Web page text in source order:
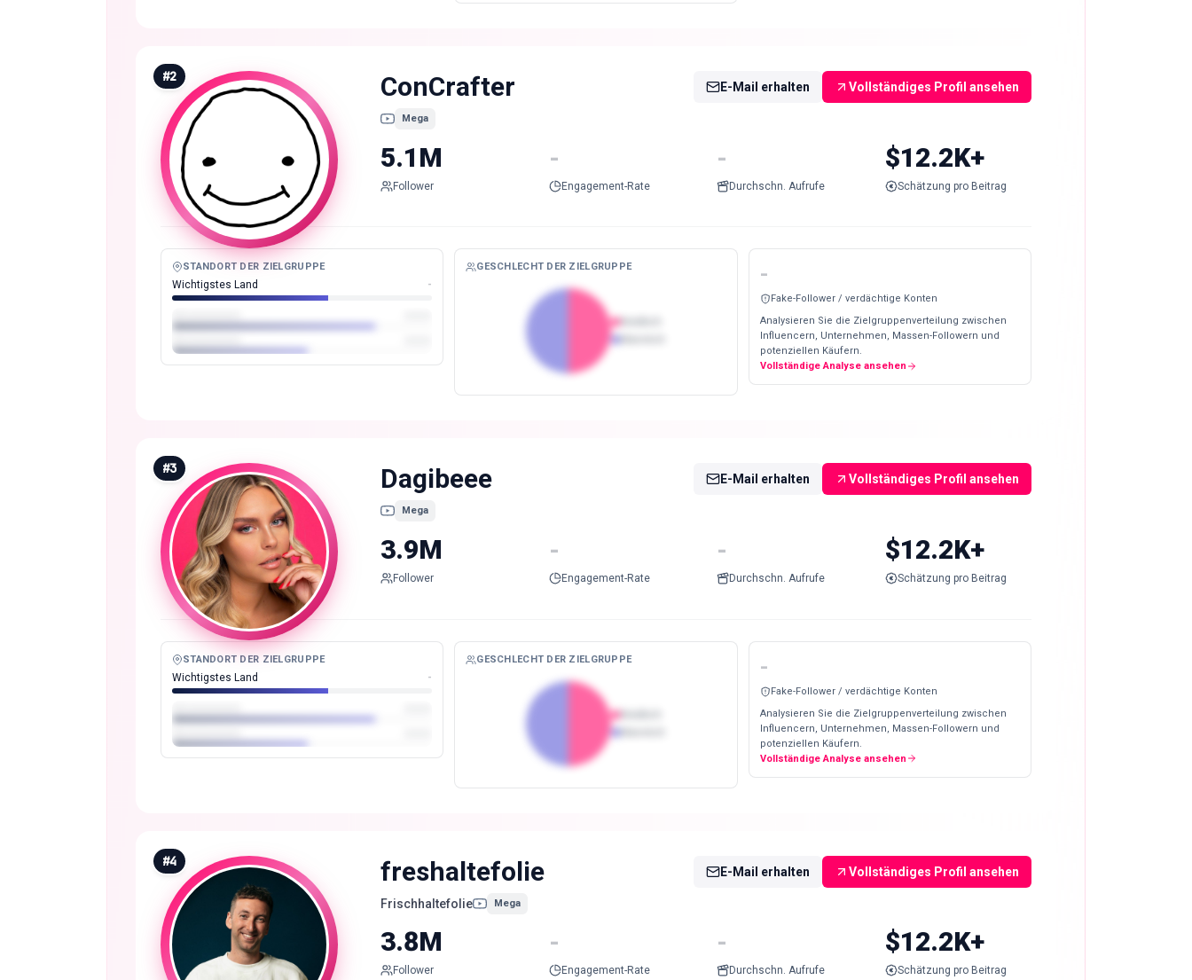
#2 ConCrafter
Mega
E-Mail erhalten Vollständiges Profil ansehen
5.1M
Follower
-
Engagement-Rate
-
Durchschn. Aufrufe
$12.2K+
Schätzung pro Beitrag
STANDORT DER ZIELGRUPPE
Wichtigstes Land -
GESCHLECHT DER ZIELGRUPPE -
Fake-Follower / verdächtige Konten
Analysieren Sie die Zielgruppenverteilung zwischen
Influencern, Unternehmen, Massen-Followern und
potenziellen Käufern.
Vollständige Analyse ansehen
#3 Dagibeee
Mega
E-Mail erhalten Vollständiges Profil ansehen
3.9M
Follower
-
Engagement-Rate
-
Durchschn. Aufrufe
$12.2K+
Schätzung pro Beitrag
STANDORT DER ZIELGRUPPE
Wichtigstes Land -
GESCHLECHT DER ZIELGRUPPE
Weiblich
-
Fake-Follower / verdächtige Konten
Analysieren Sie die Zielgruppenverteilung zwischen
Influencern, Unternehmen, Massen-Followern und
potenziellen Käufern.
Vollständige Analyse ansehen
#4 freshaltefolie
Frischhaltefolie Mega
E-Mail erhalten Vollständiges Profil ansehen
3.8M
Follower
-
Engagement-Rate
-
Durchschn. Aufrufe
$12.2K+
Schätzung pro Beitrag